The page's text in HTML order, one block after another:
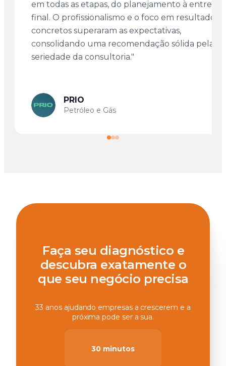
em todas as etapas, do planejamento à entrega
final. O profissionalismo e o foco em resultados
concretos superaram as expectativas,
consolidando uma recomendação sólida pela
seriedade da consultoria."
PRIO
Petróleo e Gás
Faça seu diagnóstico e
descubra exatamente o
que seu negócio precisa
33 anos ajudando empresas a crescerem e a
próxima pode ser a sua.
30 minutos